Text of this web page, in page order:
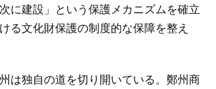
に建設」という保護メカニズムを確立
る文化財保護の制度的な保障を整え
は独自の道を切り開いている。鄭州商